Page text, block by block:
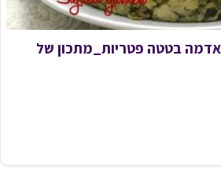
‏בטטה פטריות_מתכון של